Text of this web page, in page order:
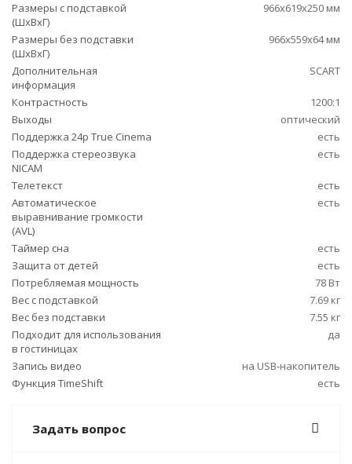
Размеры с подставкой
(ШxВxГ)
966x619x250 мм
Размеры без подставки
(ШxВxГ)
966x559x64 мм
Дополнительная
информация
SCART
Контрастность
1200:1
Выходы
оптический
Поддержка 24p True Cinema
есть
Поддержка стереозвука
NICAM
есть
Телетекст
есть
Автоматическое
выравнивание громкости
(AVL)
есть
Таймер сна
есть
Защита от детей
есть
Потребляемая мощность
78 Вт
Вес с подставкой
7.69 кг
Вес без подставки
7.55 кг
Подходит для использования
в гостиницах
да
Запись видео
на USB-накопитель
Функция TimeShift
есть
Задать вопрос